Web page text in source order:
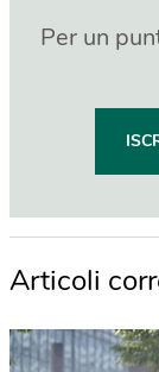
Per un
Articoli